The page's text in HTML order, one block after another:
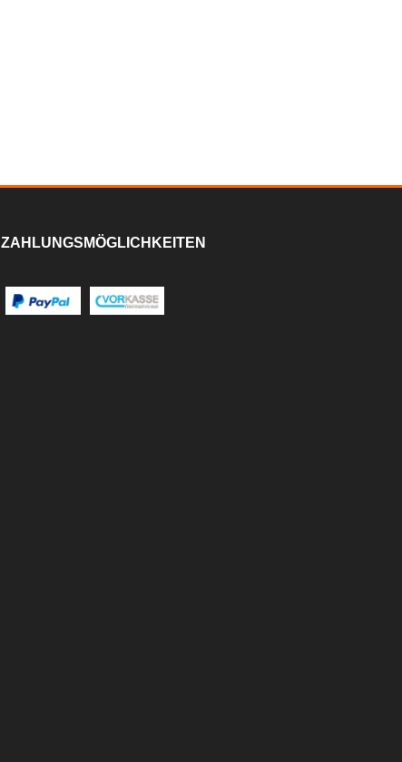
ZAHLUNGSMÖGLICHKEITEN